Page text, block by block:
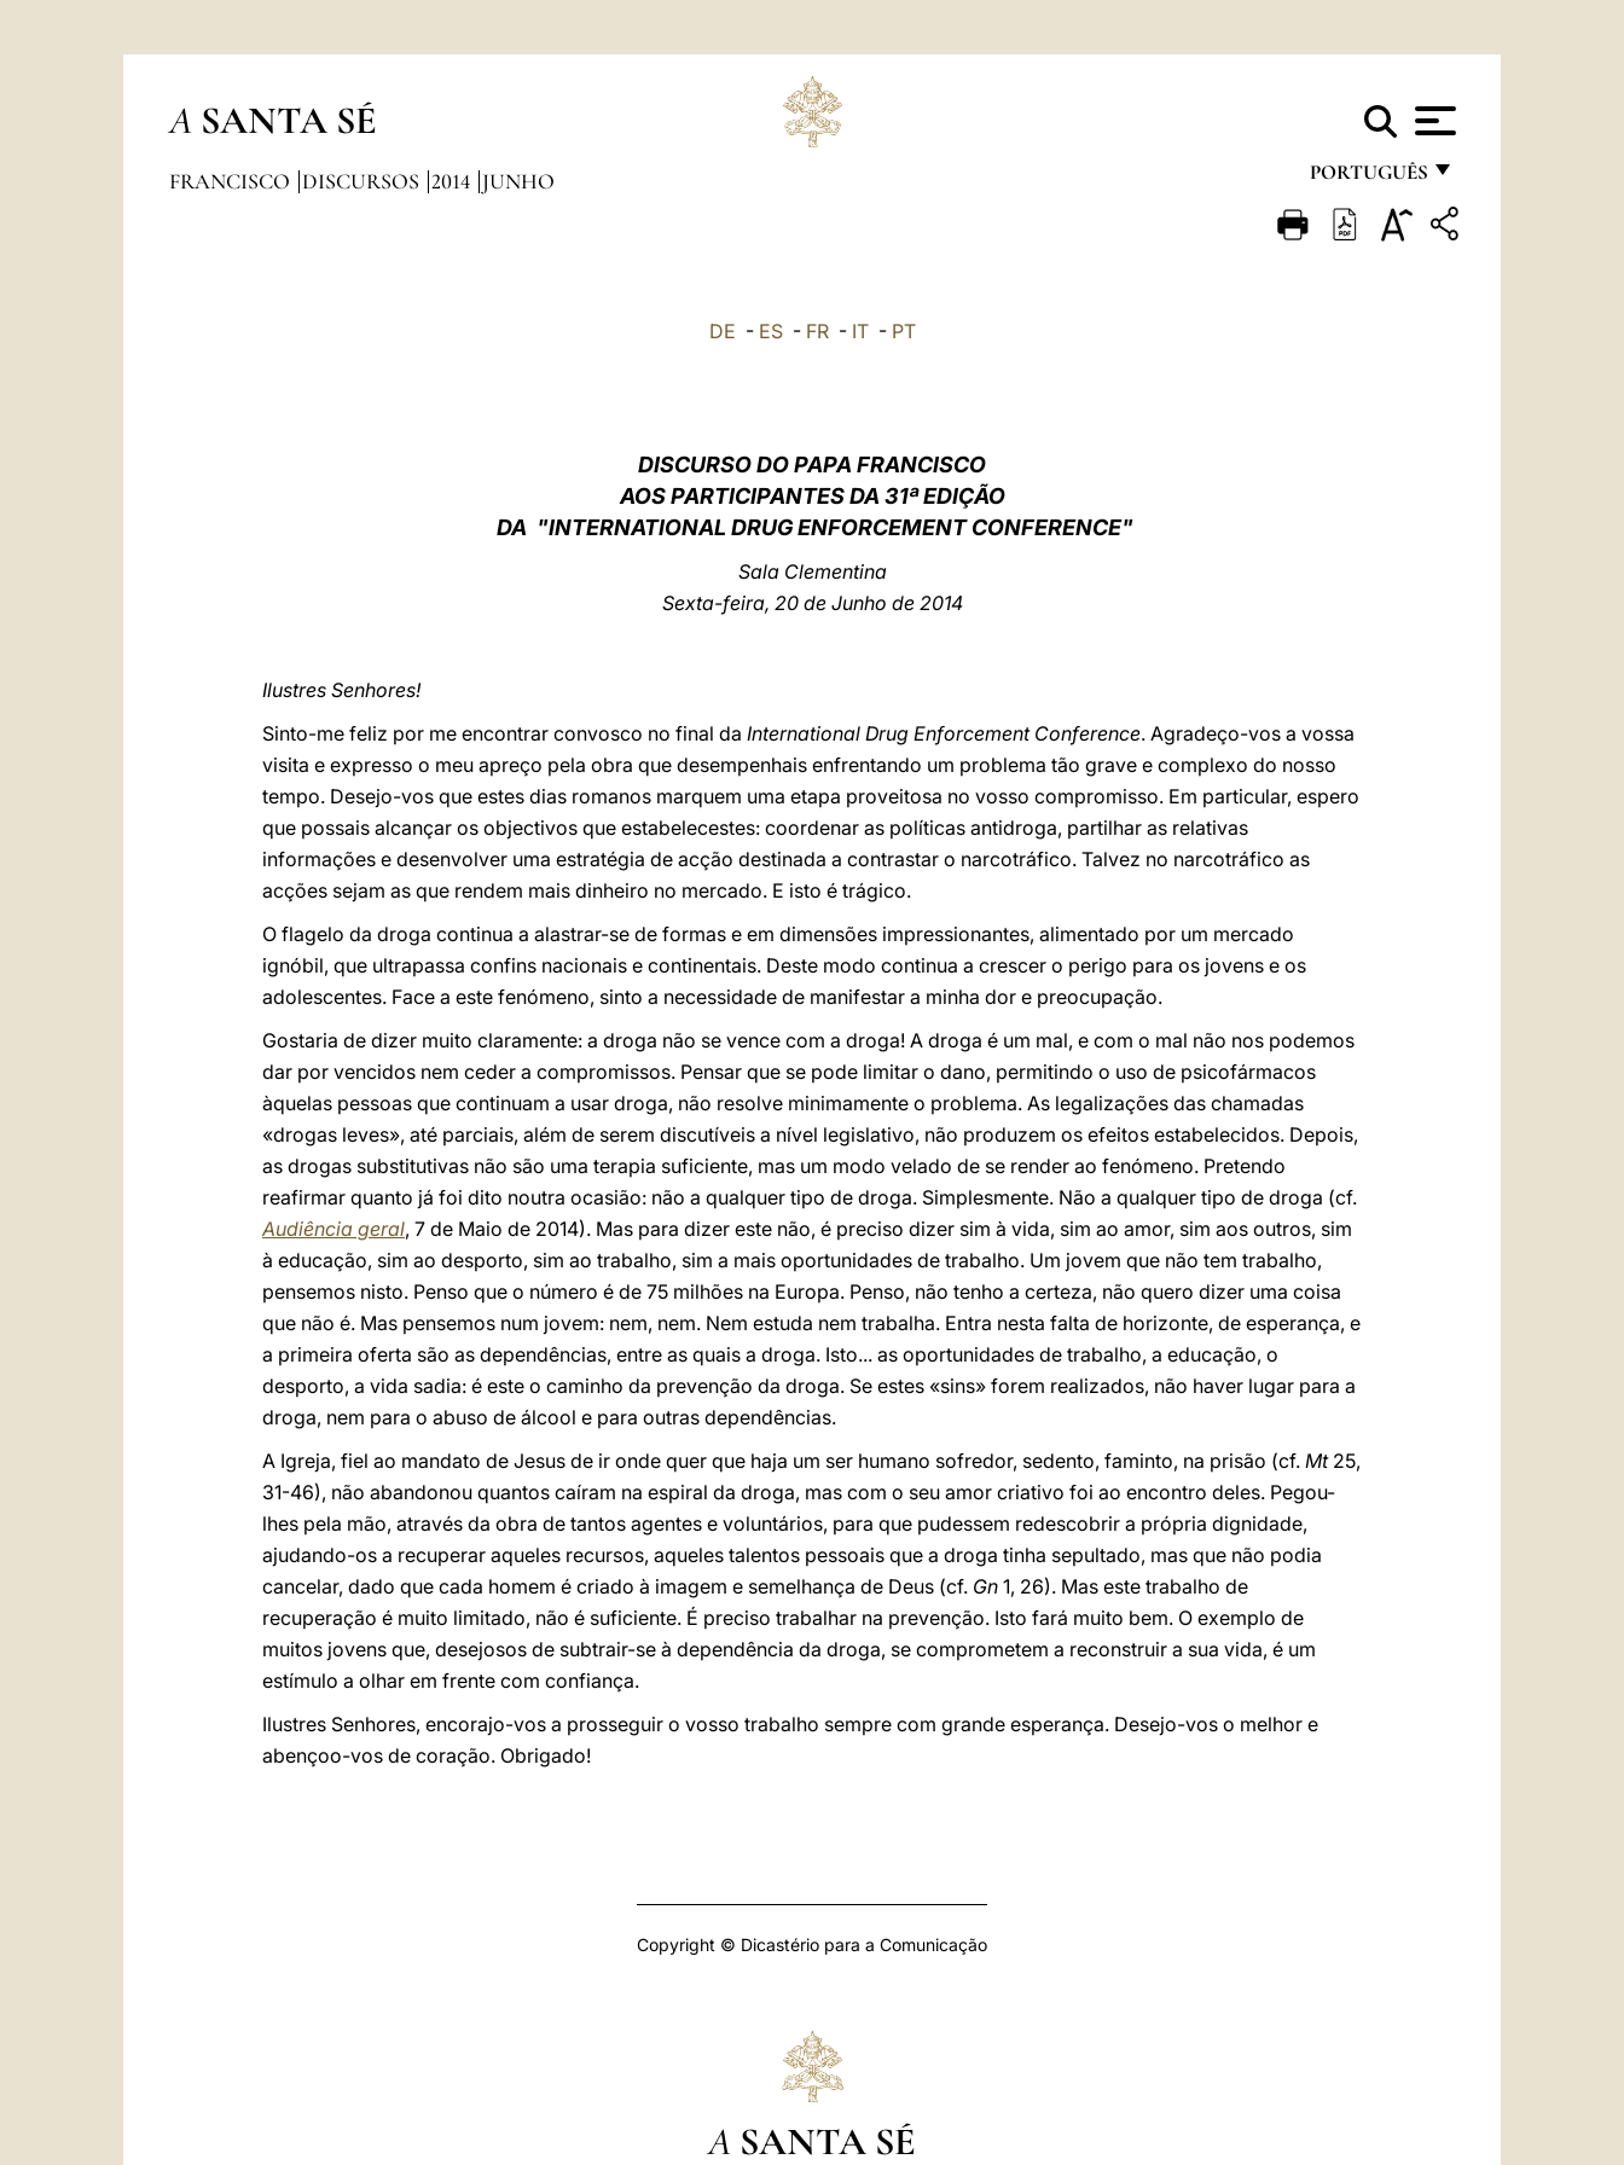
A SANTA SÉ
PORTUGUÊS
FRANÇAIS
FRANCISCO DISCURSOS 2014 JUNHO
DE - ES- FR- IT- PT
DISCURSO DO PAPA FRANCISCO
AOS PARTICIPANTES DA 31ª EDIÇÃO
DA "INTERNATIONAL DRUG ENFORCEMENT CONFERENCE"
Sala Clementina
Sexta-feira, 20 de Junho de 2014
Ilustres Senhores!
Sinto-me feliz por me encontrar convosco no final da International Drug Enforcement Conference. Agradeço-vos a vossa
visita e expresso o meu apreço pela obra que desempenhais enfrentando um problema tão grave e complexo do nosso
tempo. Desejo-vos que estes dias romanos marquem uma etapa proveitosa no vosso compromisso. Em particular, espero
que possais alcançar os objectivos que estabelecestes: coordenar as políticas antidroga, partilhar as relativas
informações e desenvolver uma estratégia de acção destinada a contrastar o narcotráfico. Talvez no narcotráfico as
acções sejam as que rendem mais dinheiro no mercado. E isto é trágico.
O flagelo da droga continua a alastrar-se de formas e em dimensões impressionantes, alimentado por um mercado
ignóbil, que ultrapassa confins nacionais e continentais. Deste modo continua a crescer o perigo para os jovens e os
adolescentes. Face a este fenómeno, sinto a necessidade de manifestar a minha dor e preocupação.
Gostaria de dizer muito claramente: a droga não se vence com a droga! A droga é um mal, e com o mal não nos podemos
dar por vencidos nem ceder a compromissos. Pensar que se pode limitar o dano, permitindo o uso de psicofármacos
àquelas pessoas que continuam a usar droga, não resolve minimamente o problema. As legalizações das chamadas
«drogas leves», até parciais, além de serem discutíveis a nível legislativo, não produzem os efeitos estabelecidos. Depois,
as drogas substitutivas não são uma terapia suficiente, mas um modo velado de se render ao fenómeno. Pretendo
reafirmar quanto já foi dito noutra ocasião: não a qualquer tipo de droga. Simplesmente. Não a qualquer tipo de droga (cf.
Audiência geral, 7 de Maio de 2014). Mas para dizer este não, é preciso dizer sim à vida, sim ao amor, sim aos outros, sim
à educação, sim ao desporto, sim ao trabalho, sim a mais oportunidades de trabalho. Um jovem que não tem trabalho,
pensemos nisto. Penso que o número é de 75 milhões na Europa. Penso, não tenho a certeza, não quero dizer uma coisa
que não é. Mas pensemos num jovem: nem, nem. Nem estuda nem trabalha. Entra nesta falta de horizonte, de esperança, e
a primeira oferta são as dependências, entre as quais a droga. Isto... as oportunidades de trabalho, a educação, o
desporto, a vida sadia: é este o caminho da prevenção da droga. Se estes «sins» forem realizados, não haver lugar para a
droga, nem para o abuso de álcool e para outras dependências.
A Igreja, fiel ao mandato de Jesus de ir onde quer que haja um ser humano sofredor, sedento, faminto, na prisão (cf. Mt25,
31-46), não abandonou quantos caíram na espiral da droga, mas com o seu amor criativo foi ao encontro deles. Pegou-
lhes pela mão, através da obra de tantos agentes e voluntários, para que pudessem redescobrir a própria dignidade,
ajudando-os a recuperar aqueles recursos, aqueles talentos pessoais que a droga tinha sepultado, mas que não podia
cancelar, dado que cada homem é criado à imagem e semelhança de Deus (cf. Gn 1, 26). Mas este trabalho de
recuperação é muito limitado, não é suficiente. É preciso trabalhar na prevenção. Isto fará muito bem. O exemplo de
muitos jovens que, desejosos de subtrair-se à dependência da droga, se comprometem a reconstruir a sua vida, é um
estímulo a olhar em frente com confiança.
Ilustres Senhores, encorajo-vos a prosseguir o vosso trabalho sempre com grande esperança. Desejo-vos o melhor e
abençoo-vos de coração. Obrigado!
Copyright © Dicastério para a Comunicação
A SANTA SÉ